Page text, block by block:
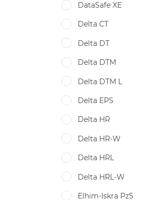
DataSafe XE
Delta CT
Delta DT
Delta DTM
Delta DTM L
Delta EPS
Delta HR
Delta HR-W
Delta HRL
Delta HRL-W
Elhim-Iskra PzS